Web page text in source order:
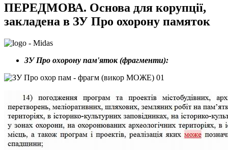
ПЕРЕДМОВА. Основа для корупції,
закладена в ЗУ Про охорону памяток
ЗУ Про охорону пам'яток (фрагменти):